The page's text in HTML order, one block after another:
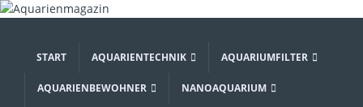
START AQUARIENTECHNIK AQUARIUMFILTER
AQUARIENBEWOHNER NANOAQUARIUM